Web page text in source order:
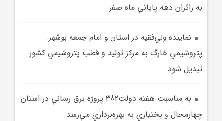
به زائران دهه پاياني ماه صفر
نماينده ولي‌فقيه در استان و امام جمعه بوشهر:
پتروشيمي خارگ به مرکز توليد و قطب پتروشيمي کشور
تبديل شود
به مناسبت هفته دولت382 پروژه برق رساني در استان
چهارمحال و بختياري به بهره‌برداري مي‌رسد